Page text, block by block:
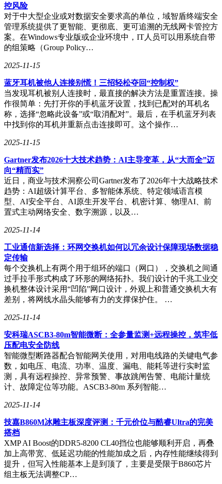
控风险
对于中大型企业或对数据安全要求高的单位，域智盾终端安全
管理系统提供了更智能、更彻底、更可追溯的无线网卡管控方
案。在Windows专业版或企业环境中，IT人员可以用系统自带
的组策略（Group Policy…
2025-11-15
蓝牙耳机被他人连接别慌！三招轻松夺回“控制权”
当发现耳机被别人连接时，最直接的解决方法是重置连接。操
作很简单：先打开你的手机蓝牙设置，找到已配对的耳机名
称，选择“忽略此设备”或“取消配对”。最后，在手机蓝牙列表
中找到你的耳机并重新点击连接即可。这个操作…
2025-11-15
Gartner发布2026十大技术趋势：AI主导变革，从“大而全”迈
向“精而实”
近日，商业与技术洞察公司Gartner发布了2026年十大战略技术
趋势：AI超级计算平台、多智能体系统、特定领域语言模
型、AI安全平台、AI原生开发平台、机密计算、物理AI、前
置式主动网络安全、数字溯源，以及…
2025-11-14
工业通信新选择：环网交换机如何以冗余设计保障现场数据稳
定传输
每个交换机上有两个用于组环的端口（网口），交换机之间通
过手拉手形式构成了环形的网络拓扑。我们设计的千兆工业交
换机整体设计采用“凹陷”网口设计，外观上和普通交换机大有
差别，将网线水晶头能够有力的支撑保护住。 …
2025-11-14
安科瑞ASCB3-80m智能微断：全参量监测+远程操控，筑牢低
压配电安全防线
智能微型断路器配合智能网关使用，对用电线路的关键电气参
数，如电压、电流、功率、温度、漏电、能耗等进行实时监
测，具有远程操控、异常预警、事故跳闸告警、电能计量统
计、故障定位等功能。ASCB3-80m 系列智能…
2025-11-14
技嘉B860M冰雕主板深度评测：千元价位与酷睿Ultra的完美
搭档
XMP AI Boost的DDR5-8200 CL40挡位也能够顺利开启，再叠
加上高带宽、低延迟功能的性能加成之后，内存性能继续得到
提升，但写入性能基本上是到顶了，主要是受限于B860芯片
组主板无法调整CP…